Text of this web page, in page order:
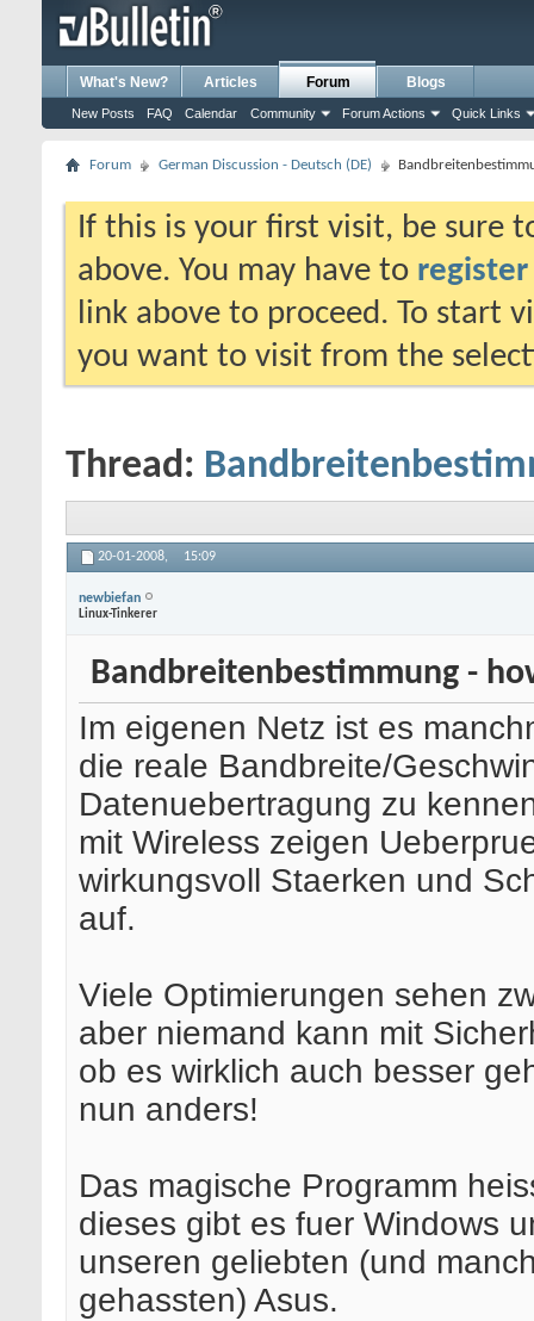
What's New? Articles Forum
New Posts FAQ Calendar Community Forum Actions Quick Links
Blogs
Forum German Discussion - Deutsch (DE)
If this is your first visit, be sure
above. You may have to register
link above to proceed. To start
you want to visit from the
Thread:
20-01-2008, 15:09
newbiefan
Linux-Tinkerer
Bandbreitenbestimmung -
Im eigenen Netz ist es
die reale Bandbreite/
Datenuebertragung zu
mit Wireless zeigen
wirkungsvoll Staerken und
auf.
Viele Optimierungen sehen
aber niemand kann mit
ob es wirklich auch besser
nun anders!
Das magische Programm
dieses gibt es fuer Windows
unseren geliebten (und
gehassten) Asus.